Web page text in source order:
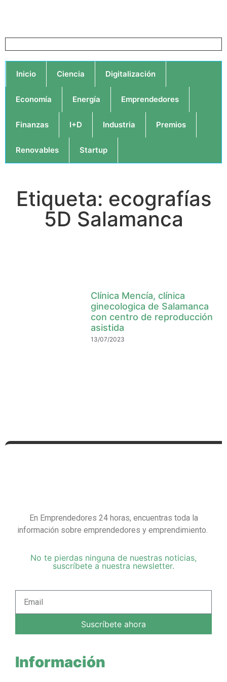
Inicio Ciencia Digitalización
Economía Energía Emprendedores
Finanzas I+D Industria Premios
Renovables Startup
Etiqueta: ecografías
5D Salamanca
Clínica Mencía, clínica
ginecologica de Salamanca
con centro de reproducción
asistida
13/07/2023
En Emprendedores 24 horas, encuentras toda la
información sobre emprendedores y emprendimiento.
No te pierdas ninguna de nuestras noticias,
suscríbete a nuestra newsletter.
Suscríbete ahora
Información